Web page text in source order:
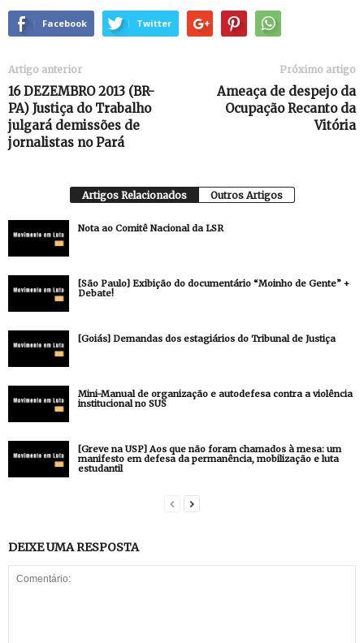
Facebook Twitter
Artigo anterior
16 DEZEMBRO 2013 (BR-
PA) Justiça do Trabalho
julgará demissões de
jornalistas no Pará
Próximo artigo
Ameaça de despejo da
Ocupação Recanto da
Vitória
Artigos Relacionados Outros Artigos
Nota ao Comitê Nacional da LSR
[São Paulo] Exibição do documentário “Moinho de Gente” +
Debate!
[Goiás] Demandas dos estagiários do Tribunal de Justiça
Mini-Manual de organização e autodefesa contra a violência
institucional no SUS
[Greve na USP] Aos que não foram chamados à mesa: um
manifesto em defesa da permanência, mobilização e luta
estudantil
DEIXE UMA RESPOSTA